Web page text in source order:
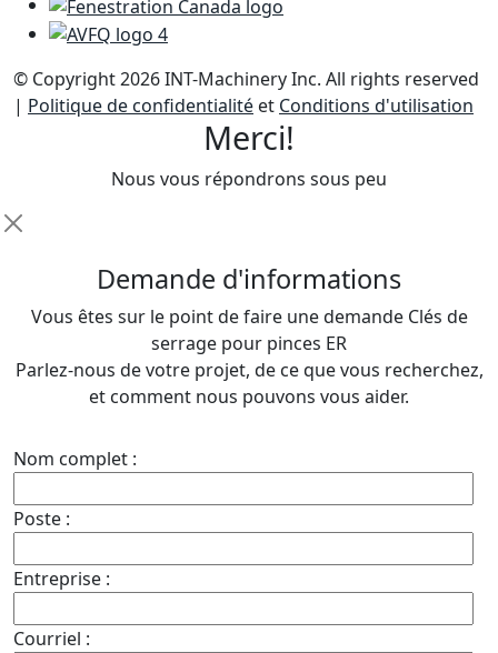
© Copyright 2026 INT-Machinery Inc. All rights reserved
| Politique de confidentialité et Conditions d'utilisation
Merci!
Nous vous répondrons sous peu
Demande d'informations
Vous êtes sur le point de faire une demande Clés de
serrage pour pinces ER
Parlez-nous de votre projet, de ce que vous recherchez,
et comment nous pouvons vous aider.
Nom complet :
Poste :
Entreprise :
Courriel :